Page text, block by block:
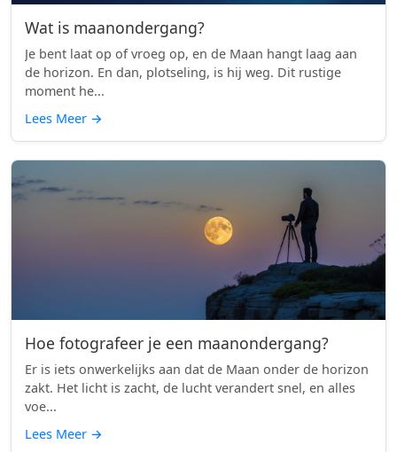
Wat is maanondergang?
Je bent laat op of vroeg op, en de Maan hangt laag aan
de horizon. En dan, plotseling, is hij weg. Dit rustige
moment he...
Lees Meer →
Hoe fotografeer je een maanondergang?
Er is iets onwerkelijks aan dat de Maan onder de horizon
zakt. Het licht is zacht, de lucht verandert snel, en alles
voe...
Lees Meer →